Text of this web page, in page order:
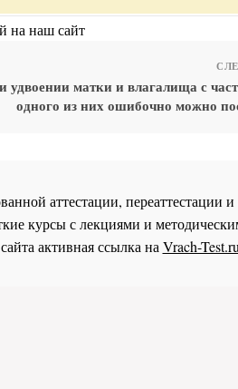
на наш сайт
удвоении матки и влагалища с
одного из них ошибочно можно
аттестации,
курсы с лекциями и
активная ссылка на Vrach-Test.ru